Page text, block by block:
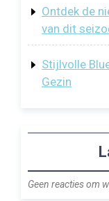
Ontdek de
van dit
Stijlvolle
Gezin
Geen reacties om